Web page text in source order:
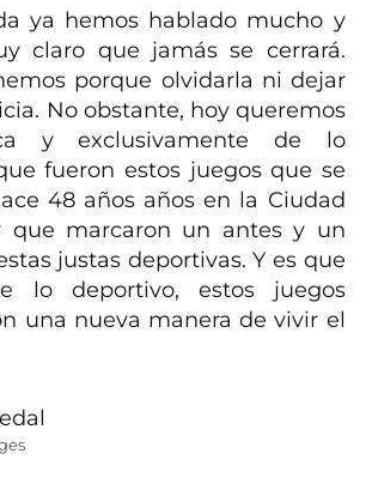
ya hemos hablado mucho y
claro que jamás se cerrará.
porque olvidarla ni dejar
No obstante, hoy queremos
y exclusivamente de lo
fueron estos juegos que se
48 años años en la Ciudad
que marcaron un antes y un
justas deportivas. Y es que
lo deportivo, estos juegos
una nueva manera de vivir el